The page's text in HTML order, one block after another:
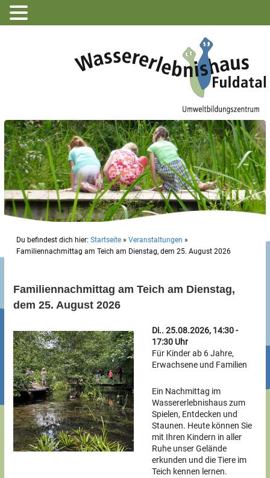
Du befindest dich hier: Startseite » Veranstaltungen »
Familiennachmittag am Teich am Dienstag, dem 25. August 2026
Familiennachmittag am Teich am Dienstag,
dem 25. August 2026
Di.. 25.08.2026, 14:30 -
17:30 Uhr
Für Kinder ab 6 Jahre,
Erwachsene und Familien
Ein Nachmittag im
Wassererlebnishaus zum
Spielen, Entdecken und
Staunen. Heute können Sie
mit Ihren Kindern in aller
Ruhe unser Gelände
erkunden und die Tiere im
Teich kennen lernen.